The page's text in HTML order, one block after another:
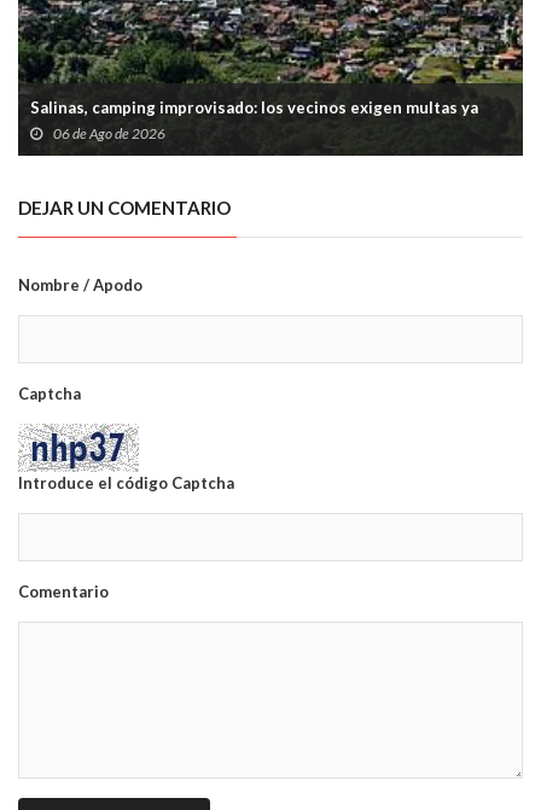
Salinas, camping improvisado: los vecinos exigen multas ya
06 de Ago de 2026
DEJAR UN COMENTARIO
Nombre / Apodo
Captcha
Introduce el código Captcha
Comentario